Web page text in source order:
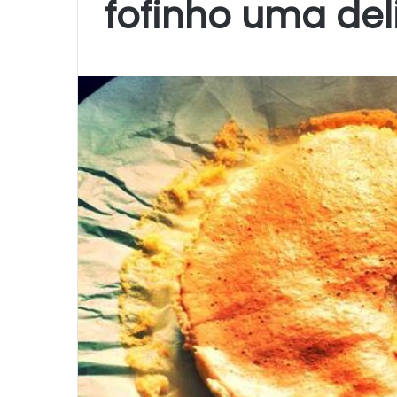
fofinho uma